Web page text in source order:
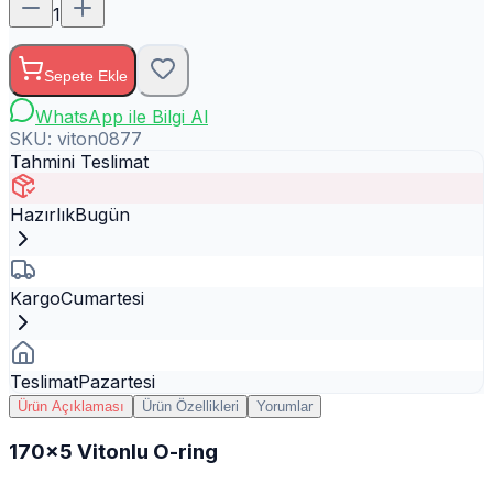
1
Sepete Ekle
WhatsApp ile Bilgi Al
SKU: viton0877
Tahmini Teslimat
HazırlıkBugün
KargoCumartesi
TeslimatPazartesi
Ürün Açıklaması Ürün Özellikleri Yorumlar
170x5 Vitonlu O-ring